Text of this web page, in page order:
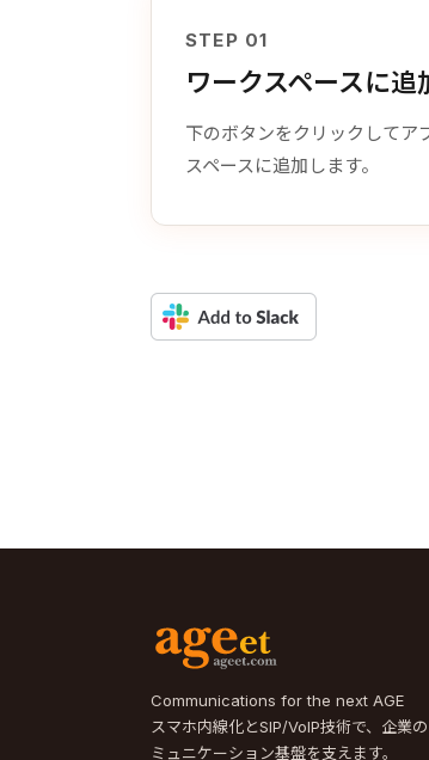
STEP 01
ワークスペースに追
下のボタンをクリックしてア
スペースに追加します。
Communications for the next AGE
スマホ内線化とSIP/VoIP技術で、企業
ミュニケーション基盤を支えます。